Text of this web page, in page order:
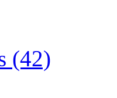
(42)